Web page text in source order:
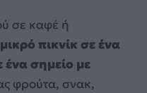
σε καφέ ή
μικρό πικνίκ σε ένα
σημείο με
φρούτα, σνακ,